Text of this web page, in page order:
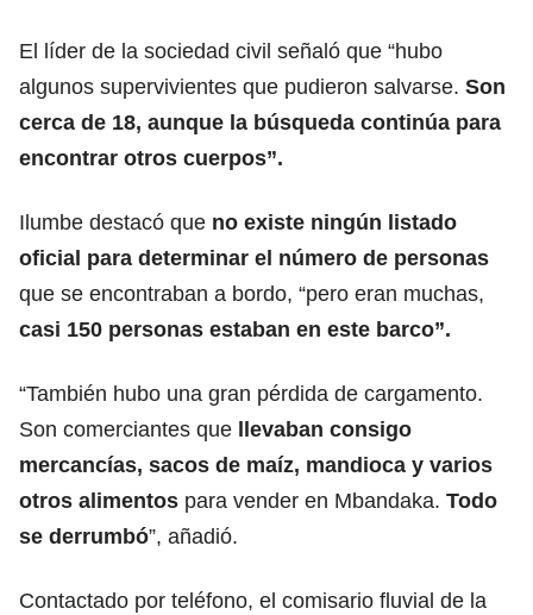
El líder de la sociedad civil señaló que “hubo
algunos supervivientes que pudieron salvarse. Son
cerca de 18, aunque la búsqueda continúa para
encontrar otros cuerpos”.
Ilumbe destacó que no existe ningún listado
oficial para determinar el número de personas
que se encontraban a bordo, “pero eran muchas,
casi 150 personas estaban en este barco”.
“También hubo una gran pérdida de cargamento.
Son comerciantes que llevaban consigo
mercancías, sacos de maíz, mandioca y varios
otros alimentos para vender en Mbandaka. Todo
se derrumbó”, añadió.
Contactado por teléfono, el comisario fluvial de la